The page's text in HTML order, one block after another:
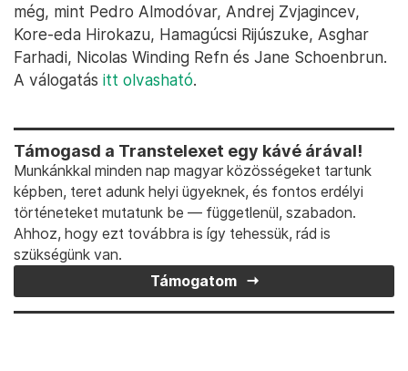
még, mint Pedro Almodóvar, Andrej Zvjagincev,
Kore-eda Hirokazu, Hamagúcsi Rijúszuke, Asghar
Farhadi, Nicolas Winding Refn és Jane Schoenbrun.
A válogatás itt olvasható.
Támogasd a Transtelexet egy kávé árával!
Munkánkkal minden nap magyar közösségeket tartunk
képben, teret adunk helyi ügyeknek, és fontos erdélyi
történeteket mutatunk be — függetlenül, szabadon.
Ahhoz, hogy ezt továbbra is így tehessük, rád is
szükségünk van.
Támogatom